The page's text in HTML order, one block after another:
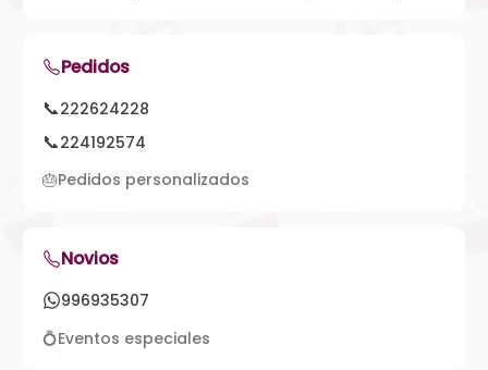
Pedidos
📞222624228
📞224192574
🎂Pedidos personalizados
Novios
996935307
💍Eventos especiales